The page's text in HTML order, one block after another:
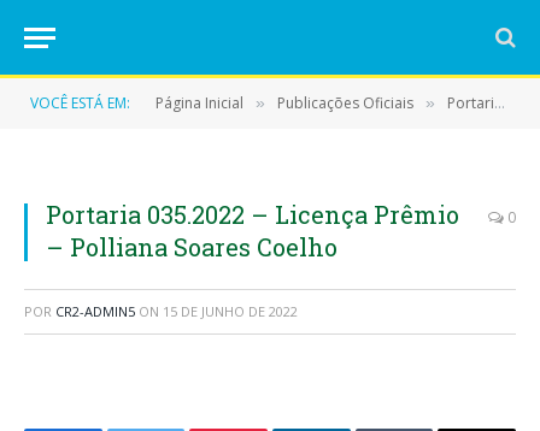
VOCÊ ESTÁ EM: Página Inicial » Publicações Oficiais » Portarias
Portaria 035.2022 – Licença Prêmio
– Polliana Soares Coelho
0
POR CR2-ADMIN5 ON 15 DE JUNHO DE 2022